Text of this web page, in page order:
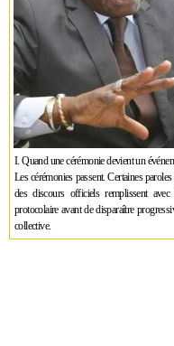
I. Quand une cérémonie devient un
Les cérémonies passent. Certaines
des discours officiels remplissent
protocolaire avant de disparaître
collective.